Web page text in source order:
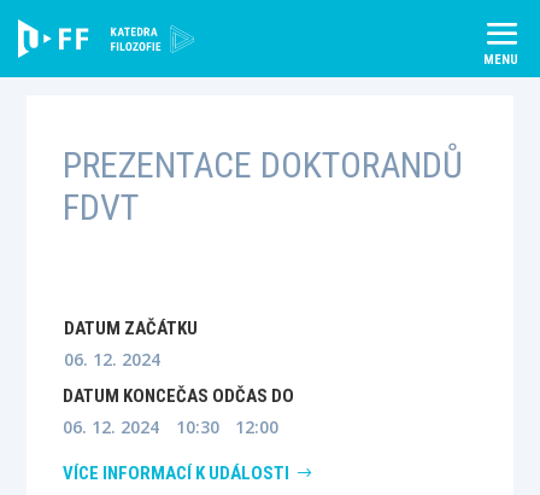
content
PREZENTACE DOKTORANDŮ
FDVT
DATUM ZAČÁTKU
06. 12. 2024
DATUM KONCE
06. 12. 2024
ČAS OD
10:30
ČAS DO
12:00
VÍCE INFORMACÍ K UDÁLOSTI